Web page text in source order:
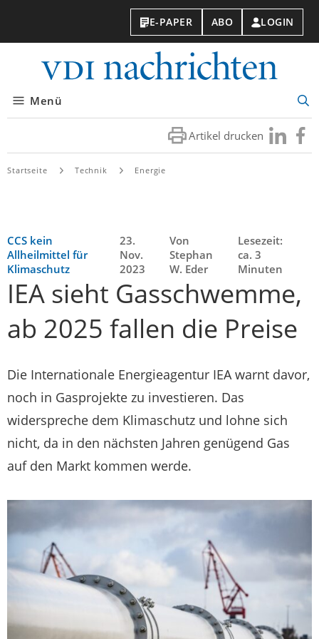
E-PAPER ABO LOGIN
Menü
Artikel drucken Besuchen
Sie
Sie
Startseite Technik Energie
CCS kein
Allheilmittel für
Klimaschutz
23.
Nov.
2023
Von
Stephan
W. Eder
Lesezeit:
ca. 3
Minuten
IEA sieht Gasschwemme,
ab 2025 fallen die Preise
Die Internationale Energieagentur IEA warnt davor,
noch in Gasprojekte zu investieren. Das
widerspreche dem Klimaschutz und lohne sich
nicht, da in den nächsten Jahren genügend Gas
auf den Markt kommen werde.